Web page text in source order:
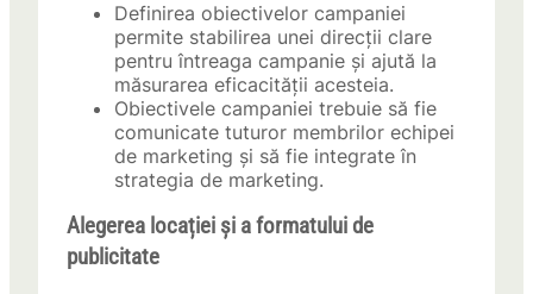
Definirea obiectivelor campaniei
permite stabilirea unei direcții clare
pentru întreaga campanie și ajută la
măsurarea eficacității acesteia.
Obiectivele campaniei trebuie să fie
comunicate tuturor membrilor echipei
de marketing și să fie integrate în
strategia de marketing.
Alegerea locației și a formatului de
publicitate